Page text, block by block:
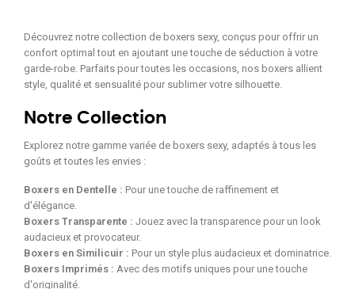
Découvrez notre collection de boxers sexy, conçus pour offrir un
confort optimal tout en ajoutant une touche de séduction à votre
garde-robe. Parfaits pour toutes les occasions, nos boxers allient
style, qualité et sensualité pour sublimer votre silhouette.
Notre Collection
Explorez notre gamme variée de boxers sexy, adaptés à tous les
goûts et toutes les envies :
Boxers en Dentelle : Pour une touche de raffinement et
d'élégance.
Boxers Transparente : Jouez avec la transparence pour un look
audacieux et provocateur.
Boxers en Similicuir : Pour un style plus audacieux et dominatrice.
Boxers Imprimés : Avec des motifs uniques pour une touche
d'originalité.